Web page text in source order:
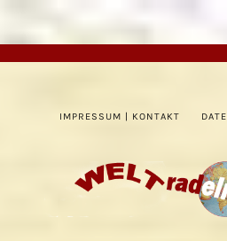
IMPRESSUM | KONTAKT